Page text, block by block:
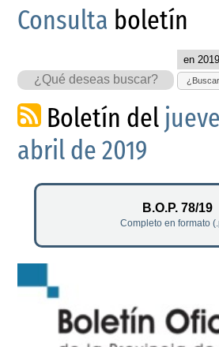
Consulta boletín
Boletín del
abril de 2019
B.O.P. 78/19
Completo en formato